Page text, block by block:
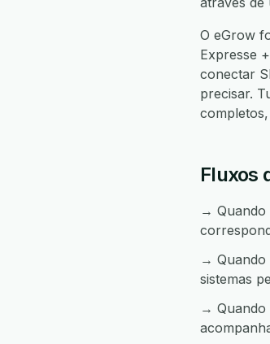
O eGrow
Expresse
conectar
precisar.
Fluxos
→ Quando
→ Quando
sistemas
→ Quando